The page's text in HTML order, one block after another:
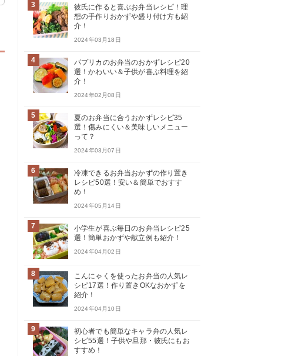
3
彼氏に作ると喜ぶお弁当レシピ！理
想の手作りおかずや盛り付け方も紹
介！
2024年03月18日
4
パプリカのお弁当のおかずレシピ20
選！かわいい＆子供が喜ぶ料理を紹
介！
2024年02月08日
5
夏のお弁当に合うおかずレシピ35
選！傷みにくい＆美味しいメニュー
って？
2024年03月07日
6
冷凍できるお弁当おかずの作り置き
レシピ50選！安い＆簡単でおすす
め！
2024年05月14日
7
小学生が喜ぶ毎日のお弁当レシピ25
選！簡単おかずや献立例も紹介！
2024年04月02日
8
こんにゃくを使ったお弁当の人気レ
シピ17選！作り置きOKなおかずを
紹介！
2024年04月10日
9
初心者でも簡単なキャラ弁の人気レ
シピ55選！子供や旦那・彼氏にもお
すすめ！